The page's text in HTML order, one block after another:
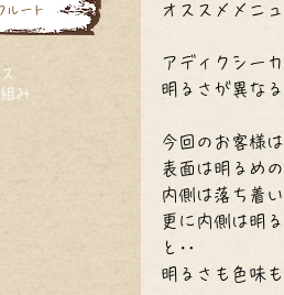
オススメメニ
アディクシー
明るさが異な
今回のお客様は
表面は明るめ
内側は落ち着
更に内側は明
と‥
明るさも色味
ルート
み